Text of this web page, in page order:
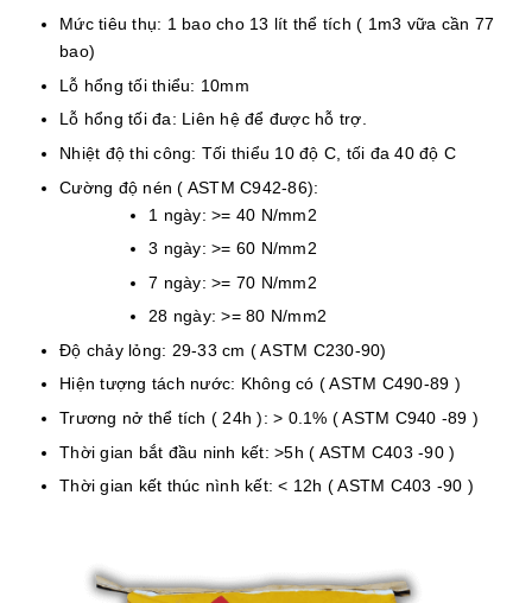
Mức tiêu thụ: 1 bao cho 13 lít thể tích ( 1m3 vữa cần 77
bao)
Lỗ hổng tối thiểu: 10mm
Lỗ hổng tối đa: Liên hệ để được hỗ trợ.
Nhiệt độ thi công: Tối thiểu 10 độ C, tối đa 40 độ C
Cường độ nén ( ASTM C942-86):
1 ngày: >= 40 N/mm2
3 ngày: >= 60 N/mm2
7 ngày: >= 70 N/mm2
28 ngày: >= 80 N/mm2
Độ chảy lỏng: 29-33 cm ( ASTM C230-90)
Hiện tượng tách nước: Không có ( ASTM C490-89 )
Trương nở thể tích ( 24h ): > 0.1% ( ASTM C940 -89 )
Thời gian bắt đầu ninh kết: >5h ( ASTM C403 -90 )
Thời gian kết thúc nình kết: < 12h ( ASTM C403 -90 )